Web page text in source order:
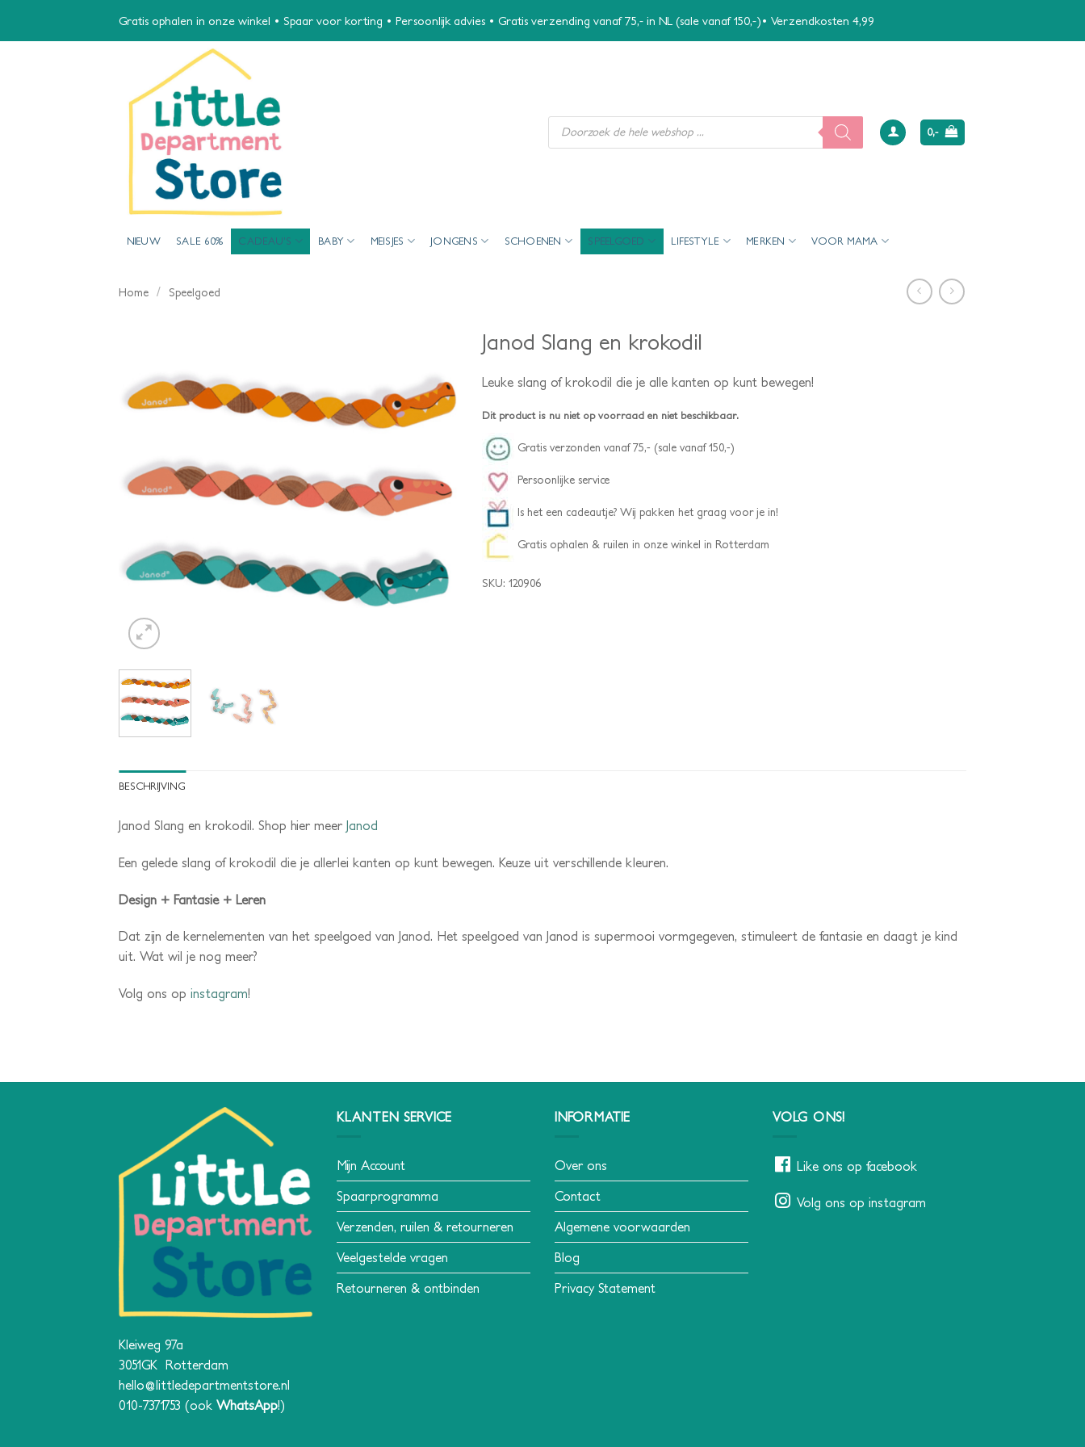
Gratis ophalen in onze winkel • Spaar voor korting • Persoonlijk advies • Gratis verzending vanaf 75,- in NL (sale vanaf 150,-)• Verzendkosten 4,99
Producten
zoeken
0,-
NIEUW SALE 60% CADEAU’S BABY MEISJES JONGENS SCHOENEN SPEELGOED LIFESTYLE MERKEN VOOR MAMA
Home / Speelgoed
Janod Slang en krokodil
Leuke slang of krokodil die je alle kanten op kunt bewegen!
Dit product is nu niet op voorraad en niet beschikbaar.
Gratis verzonden vanaf 75,- (sale vanaf 150,-)
Persoonlijke service
Is het een cadeautje? Wij pakken het graag voor je in!
Gratis ophalen & ruilen in onze winkel in Rotterdam
SKU: 120906
BESCHRIJVING
Janod Slang en krokodil. Shop hier meer Janod
Een gelede slang of krokodil die je allerlei kanten op kunt bewegen. Keuze uit verschillende kleuren.
Design + Fantasie + Leren
Dat zijn de kernelementen van het speelgoed van Janod. Het speelgoed van Janod is supermooi vormgegeven, stimuleert de fantasie en daagt je kind
uit. Wat wil je nog meer?
Volg ons op instagram!
Kleiweg 97a
3051GK Rotterdam
hello@littledepartmentstore.nl
010-7371753 (ook WhatsApp!)
KLANTEN SERVICE
Mijn Account
Spaarprogramma
Verzenden, ruilen & retourneren
Veelgestelde vragen
Retourneren & ontbinden
INFORMATIE
Over ons
Contact
Algemene voorwaarden
Blog
Privacy Statement
VOLG ONS!
Like ons op facebook
Volg ons op instagram